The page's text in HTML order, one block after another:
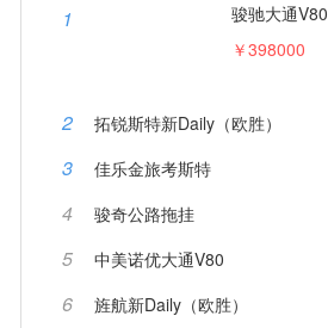
1 骏驰大通V80
￥398000
2 拓锐斯特新Daily（欧胜）
3 佳乐金旅考斯特
4 骏奇公路拖挂
5 中美诺优大通V80
6 旌航新Daily（欧胜）